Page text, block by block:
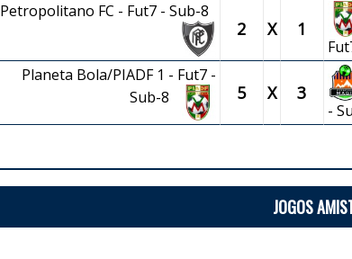
Petropolitano FC - Fut7 - Sub-8
2 X 1
Planeta Bola/PIADF 1 - Fut7 -
Sub-8
5 X 3
-
JOGOS